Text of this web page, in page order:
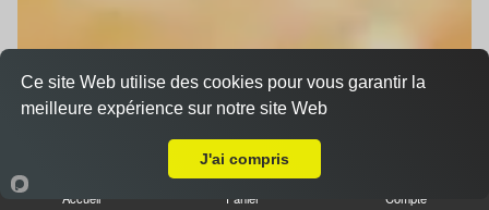
Accueil Panier Compte
Ce site Web utilise des cookies pour vous garantir la
meilleure expérience sur notre site Web
J'ai compris